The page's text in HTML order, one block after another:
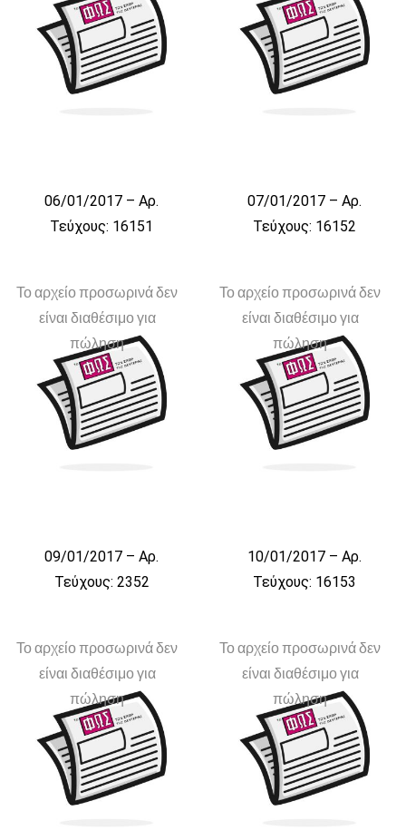
06/01/2017 – Αρ.
Τεύχους: 16151
07/01/2017 – Αρ.
Τεύχους: 16152
Το αρχείο προσωρινά δεν
είναι διαθέσιμο για
πώληση
09/01/2017 – Αρ.
Τεύχους: 2352
Το αρχείο προσωρινά δεν
είναι διαθέσιμο για
πώληση
10/01/2017 – Αρ.
Τεύχους: 16153
Το αρχείο προσωρινά δεν
είναι διαθέσιμο για
πώληση
Το αρχείο προσωρινά δεν
είναι διαθέσιμο για
πώληση